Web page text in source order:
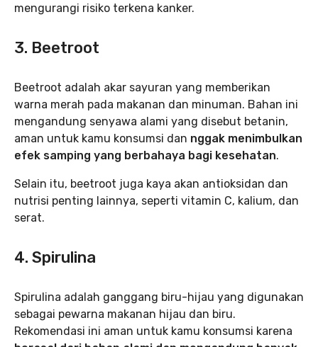
mengurangi risiko terkena kanker.
3. Beetroot
Beetroot adalah akar sayuran yang memberikan
warna merah pada makanan dan minuman. Bahan ini
mengandung senyawa alami yang disebut betanin,
aman untuk kamu konsumsi dan nggak menimbulkan
efek samping yang berbahaya bagi kesehatan.
Selain itu, beetroot juga kaya akan antioksidan dan
nutrisi penting lainnya, seperti vitamin C, kalium, dan
serat.
4. Spirulina
Spirulina adalah ganggang biru-hijau yang digunakan
sebagai pewarna makanan hijau dan biru.
Rekomendasi ini aman untuk kamu konsumsi karena